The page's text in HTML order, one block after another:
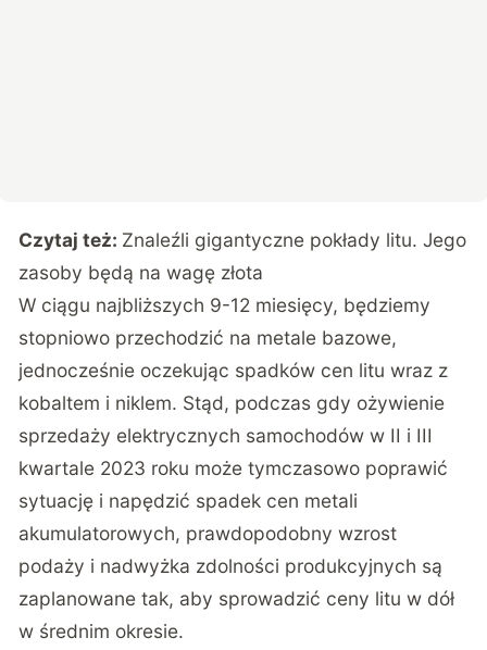
Czytaj też: Znaleźli gigantyczne pokłady litu. Jego
zasoby będą na wagę złota
W ciągu najbliższych 9-12 miesięcy, będziemy
stopniowo przechodzić na metale bazowe,
jednocześnie oczekując spadków cen litu wraz z
kobaltem i niklem. Stąd, podczas gdy ożywienie
sprzedaży elektrycznych samochodów w II i III
kwartale 2023 roku może tymczasowo poprawić
sytuację i napędzić spadek cen metali
akumulatorowych, prawdopodobny wzrost
podaży i nadwyżka zdolności produkcyjnych są
zaplanowane tak, aby sprowadzić ceny litu w dół
w średnim okresie.